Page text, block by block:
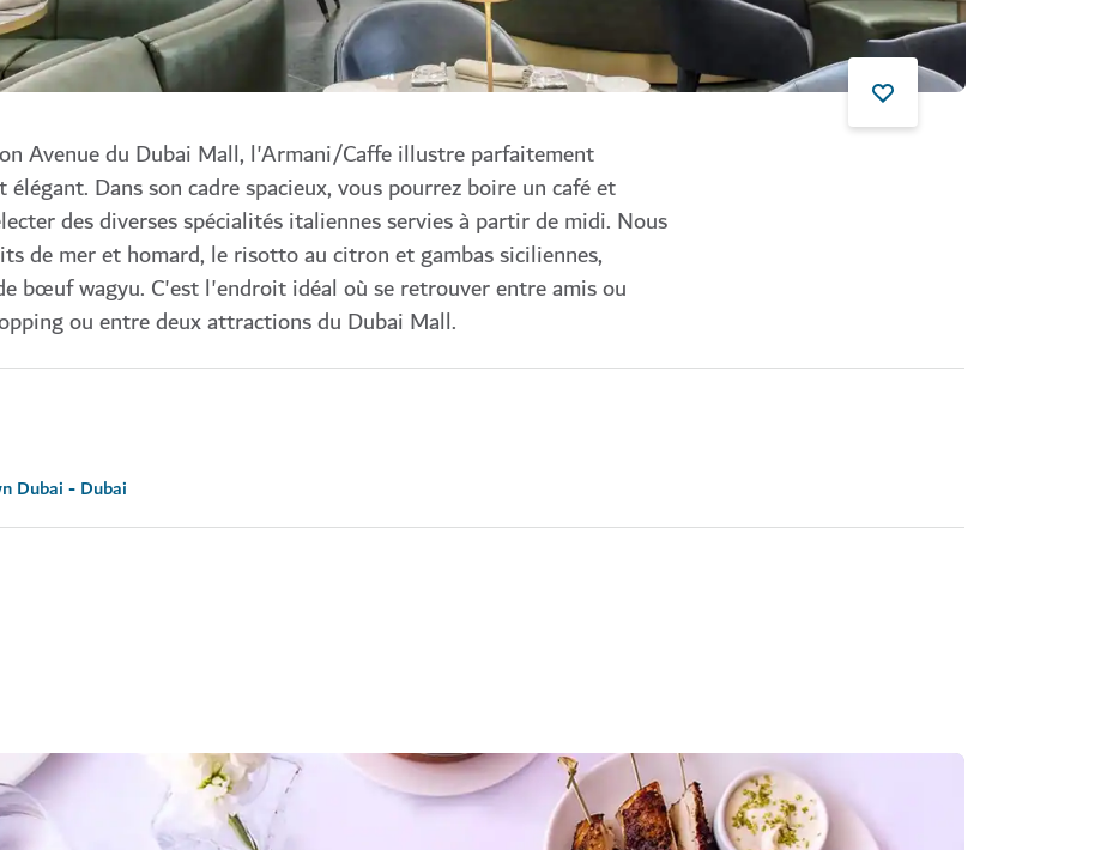
Avenue du Dubai Mall, l'Armani/Caffe illustre parfaitement
Dans son cadre spacieux, vous pourrez boire un café et
des diverses spécialités italiennes servies à partir de midi. Nous
de mer et homard, le risotto au citron et gambas siciliennes,
bœuf wagyu. C'est l'endroit idéal où se retrouver entre amis ou
ou entre deux attractions du Dubai Mall.
Dubai - Dubai